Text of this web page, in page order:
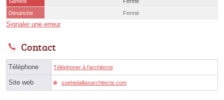
Dimanche
Fermé
Signaler une erreur
Contact
Téléphone Téléphoner à l'architecte
Site web sophielalliasarchitecte.com